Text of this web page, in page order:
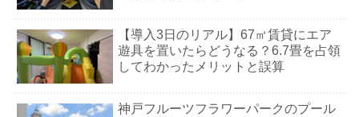
【導入3日のリアル】67㎡賃貸にエア
遊具を置いたらどうなる？6.7畳を占領
してわかったメリットと誤算
神戸フルーツフラワーパークのプール